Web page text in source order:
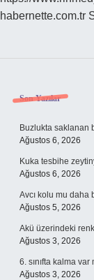
habernette.com.tr
Sidebar
Son Yazılar
Buzlukta saklanan
Ağustos 6, 2026
Kuka tesbihe
Ağustos 6, 2026
Avcı kolu mu daha
Ağustos 5, 2026
Akü üzerindeki
Ağustos 3, 2026
6. sınıfta kalma var
Ağustos 3, 2026